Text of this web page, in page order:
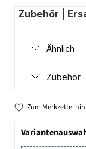
Zubehör |
Ähnlich
Zubehör
Zum Merkzettel